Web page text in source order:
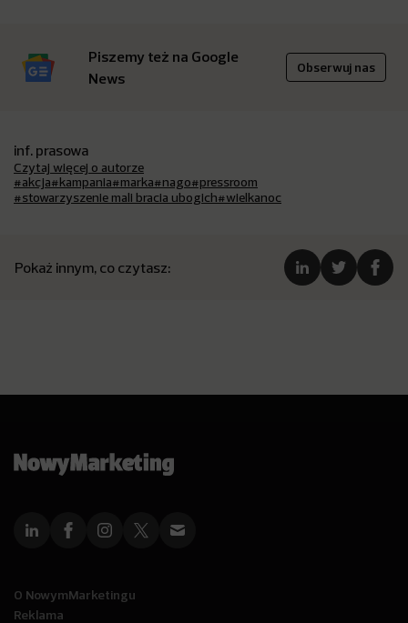
Piszemy też na Google
News
Obserwuj nas
inf. prasowa
Czytaj więcej o autorze
#akcja#kampania#marka#nago#pressroom
#stowarzyszenie mali bracia ubogich#wielkanoc
Pokaż innym, co czytasz:
O NowymMarketingu
Reklama